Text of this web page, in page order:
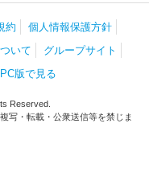
約
個人情報保護方針
いて
グループサイト
PC版で見る
Reserved.
写・転載・公衆送信等を禁じま